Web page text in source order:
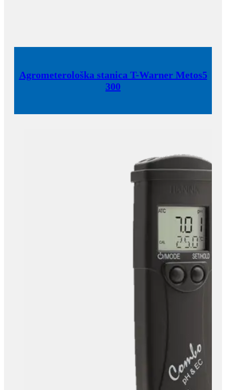
Agrometerološka stanica T-Warner Metos5
300